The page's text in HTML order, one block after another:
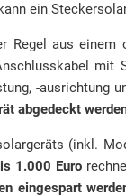
ein
Regel aus
mit
-ausrichtung
abgedeckt
(inkl.
1.000 Euro
eingespart